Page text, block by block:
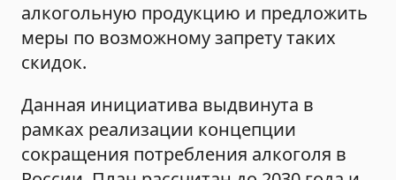
алкогольную продукцию и предложить
меры по возможному запрету таких
скидок.
Данная инициатива выдвинута в
рамках реализации концепции
сокращения потребления алкоголя в